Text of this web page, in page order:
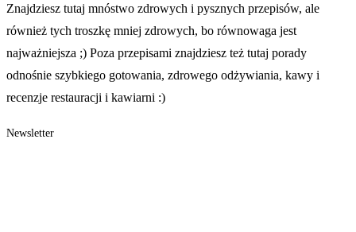
Znajdziesz tutaj mnóstwo zdrowych i pysznych przepisów, ale
również tych troszkę mniej zdrowych, bo równowaga jest
najważniejsza ;) Poza przepisami znajdziesz też tutaj porady
odnośnie szybkiego gotowania, zdrowego odżywiania, kawy i
recenzje restauracji i kawiarni :)
Newsletter